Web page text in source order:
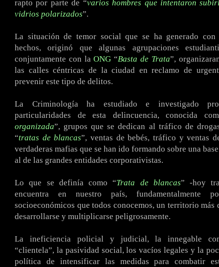
rapto por parte de “varios hombres que intentaron
vidrios polarizados”.
La situación de temor social que se ha generado
hechos, originó que algunas agrupaciones
conjuntamente con laONG “Basta de Trata”,
las calles céntricas de la ciudad en reclamo de
prevenir este tipo de delitos.
La Criminología ha estudiado e investigado
particularidades de esta delincuencia, conocida
organizada”, grupos que se dedican al tráfico de
“tratas de blancas”, ventas de bebés, tráfico y ventas
verdaderas mafias que se han ido formando sobre una
al de las grandes entidades corporativistas.
Lo que se definía como “Trata de blancas” -hoy
encuentra en nuestro país, fundamentalmente
socioeconómicos que todos conocemos, un territorio más
desarrollarse y multiplicarse peligrosamente.
La ineficiencia policial y judicial, la innegable
“clientela”, la pasividad social, los vacíos legales y la
política de intensificar las medidas para combatir